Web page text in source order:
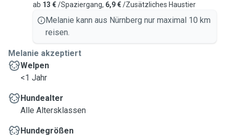
ab 13 €/Spaziergang, 6,9 €/Zusätzliches Haustier
Melanie kann aus Nürnberg nur maximal 10 km
reisen.
Melanie akzeptiert
Welpen
<1 Jahr
Hundealter
Alle Altersklassen
Hundegrößen